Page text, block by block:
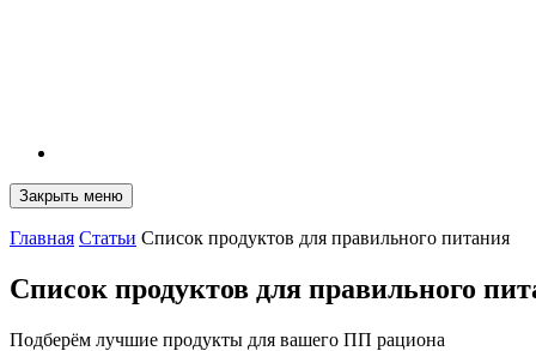
Закрыть меню
Главная Статьи Список продуктов для правильного питания
Список продуктов для правильного
Подберём лучшие продукты для вашего ПП рациона